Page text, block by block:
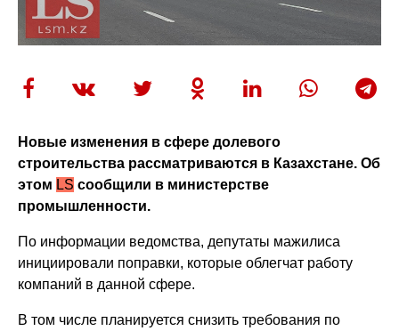
Новые изменения в сфере долевого
строительства рассматриваются в Казахстане. Об
этом LS сообщили в министерстве
промышленности.
По информации ведомства, депутаты мажилиса
инициировали поправки, которые облегчат работу
компаний в данной сфере.
В том числе планируется снизить требования по